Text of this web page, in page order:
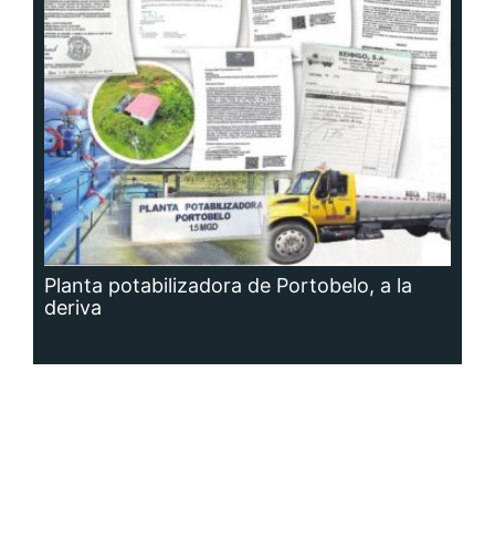
Planta potabilizadora de Portobelo, a la
deriva